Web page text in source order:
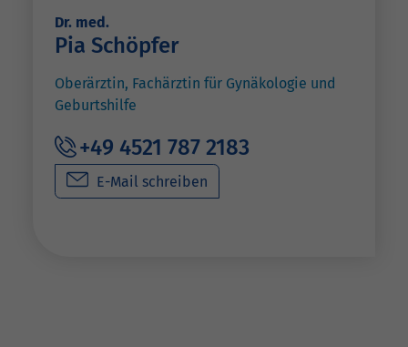
Dr. med.
Pia Schöpfer
Oberärztin, Fachärztin für Gynäkologie und
Geburtshilfe
+49 4521 787 2183
E-Mail schreiben